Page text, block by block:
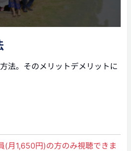
法。そのメリットデメリットに
(月1,650円)の方のみ視聴できま